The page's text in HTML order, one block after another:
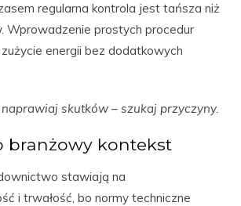
regularna kontrola jest tańsza niż
Wprowadzenie prostych procedur
energii bez dodatkowych
skutków – szukaj przyczyny.
branżowy kontekst
stawiają na
i trwałość, bo normy techniczne